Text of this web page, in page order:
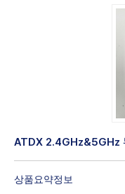
ATDX 2.4GHz&5GHz
상품요약정보